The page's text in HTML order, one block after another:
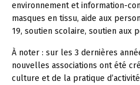
environnement et information-
masques en tissu, aide aux
19, soutien scolaire, soutien aux
À noter : sur les 3 dernières
nouvelles associations ont été
culture et de la pratique